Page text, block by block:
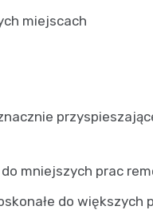
miejscach
mniejszych prac
do